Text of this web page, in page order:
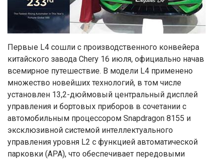
Первые L4 сошли с производственного конвейера
китайского завода Chery 16 июля, официально начав
всемирное путешествие. В модели L4 применено
множество новейших технологий, в том числе
установлен 13,2-дюймовый центральный дисплей
управления и бортовых приборов в сочетании с
автомобильным процессором Snapdragon 8155 и
эксклюзивной системой интеллектуального
управления уровня L2 с функцией автоматической
парковки (APA), что обеспечивает передовыми